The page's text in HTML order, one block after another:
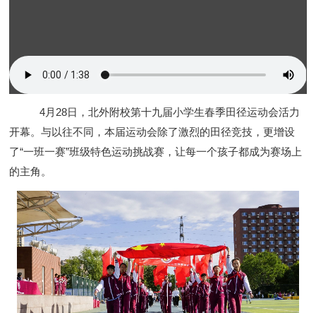
4月28日，北外附校第十九届小学生春季田径运动会活力
开幕。与以往不同，本届运动会除了激烈的田径竞技，更增设
了“一班一赛”班级特色运动挑战赛，让每一个孩子都成为赛场上
的主角。